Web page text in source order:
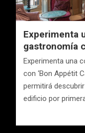
Experimenta
gastronomía
Experimenta una
con ‘Bon Appétit
permitirá
edificio por